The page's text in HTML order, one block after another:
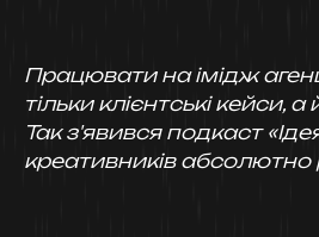
Працювати на імідж
тільки клієнтські кейси,
Так з'явився подкаст
креативників абсолютно